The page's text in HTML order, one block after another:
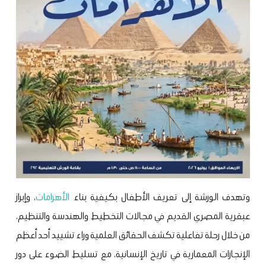
وتهدف الورشة إلى تعريف الأطفال بكيفية بناء الأهرامات، وإبراز
عبقرية المصري القديم في مجالات التخطيط والهندسة والتنظيم،
من خلال رحلة تفاعلية تكشف الحقائق العلمية وراء تشييد أحد أعظم
الإنجازات المعمارية في تاريخ الإنسانية، مع تسليط الضوء على دور